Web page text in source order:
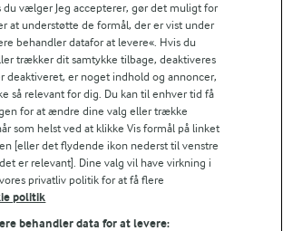
smager naturligvis ikke som bacon, men
pg kan bruges som topping på
eller i en vegetarisk sandwich.
du vælger Jeg accepterer, gør det muligt for
at understøtte de formål, der er vist under
behandler datafor at levere«. Hvis du
trækker dit samtykke tilbage, deaktiveres
deaktiveret, er noget indhold og annoncer,
så relevant for dig. Du kan til enhver tid få
for at ændre dine valg eller trække
som helst ved at klikke Vis formål på linket
[eller det flydende ikon nederst til venstre
er relevant]. Dine valg vil have virkning i
privatliv politik for at få flere
politik
behandler data for at levere: